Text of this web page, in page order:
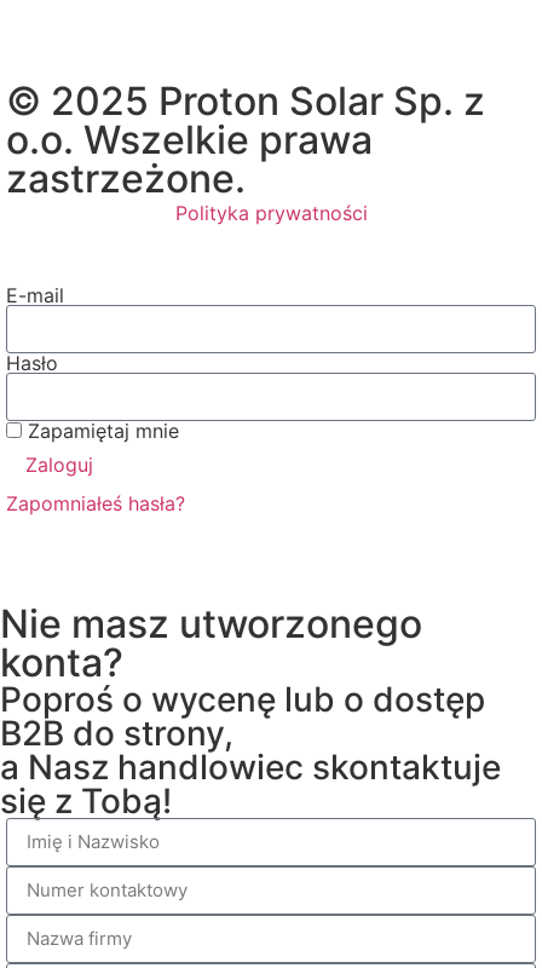
© 2025 Proton Solar Sp. z
o.o. Wszelkie prawa
zastrzeżone.
Polityka prywatności
E-mail
Hasło
Zapamiętaj mnie
Zaloguj
Zapomniałeś hasła?
Nie masz utworzonego
konta?
Poproś o wycenę lub o dostęp
B2B do strony,
a Nasz handlowiec skontaktuje
się z Tobą!